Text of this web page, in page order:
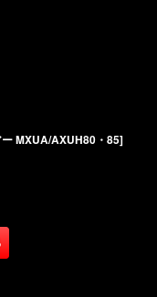
MXUA/AXUH80・85]